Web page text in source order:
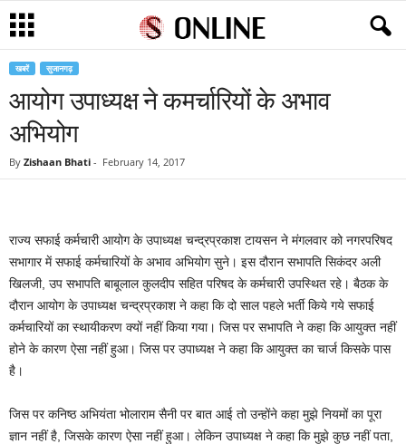
खबरें सुजानगढ़
आयोग उपाध्यक्ष ने कमर्चारियों के अभाव
अभियोग
By Zishaan Bhati - February 14, 2017
राज्य सफाई कर्मचारी आयोग के उपाध्यक्ष चन्द्रप्रकाश टायसन ने मंगलवार को नगरपरिषद
सभागार में सफाई कर्मचारियों के अभाव अभियोग सुने। इस दौरान सभापति सिकंदर अली
खिलजी, उप सभापति बाबूलाल कुलदीप सहित परिषद के कर्मचारी उपस्थित रहे। बैठक के
दौरान आयोग के उपाध्यक्ष चन्द्रप्रकाश ने कहा कि दो साल पहले भर्ती किये गये सफाई
कर्मचारियों का स्थायीकरण क्यों नहीं किया गया। जिस पर सभापति ने कहा कि आयुक्त नहीं
होने के कारण ऐसा नहीं हुआ। जिस पर उपाध्यक्ष ने कहा कि आयुक्त का चार्ज किसके पास
है।
जिस पर कनिष्ठ अभियंता भोलाराम सैनी पर बात आई तो उन्होंने कहा मुझे नियमों का पूरा
ज्ञान नहीं है, जिसके कारण ऐसा नहीं हुआ। लेकिन उपाध्यक्ष ने कहा कि मुझे कुछ नहीं पता,